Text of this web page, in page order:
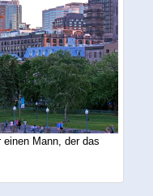
Mann, der das